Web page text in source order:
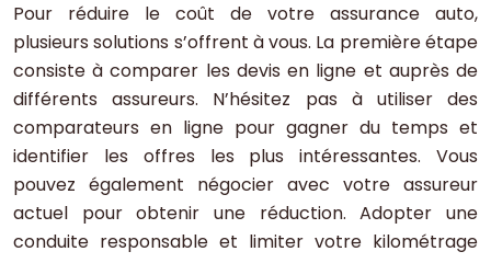
Pour réduire le coût de votre assurance auto,
plusieurs solutions s’offrent à vous. La première étape
consiste à comparer les devis en ligne et auprès de
différents assureurs. N’hésitez pas à utiliser des
comparateurs en ligne pour gagner du temps et
identifier les offres les plus intéressantes. Vous
pouvez également négocier avec votre assureur
actuel pour obtenir une réduction. Adopter une
conduite responsable et limiter votre kilométrage